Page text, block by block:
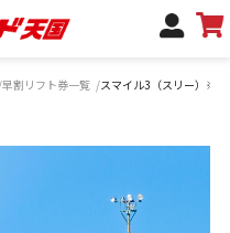
早割リフト券一覧 スマイル3（スリー）※